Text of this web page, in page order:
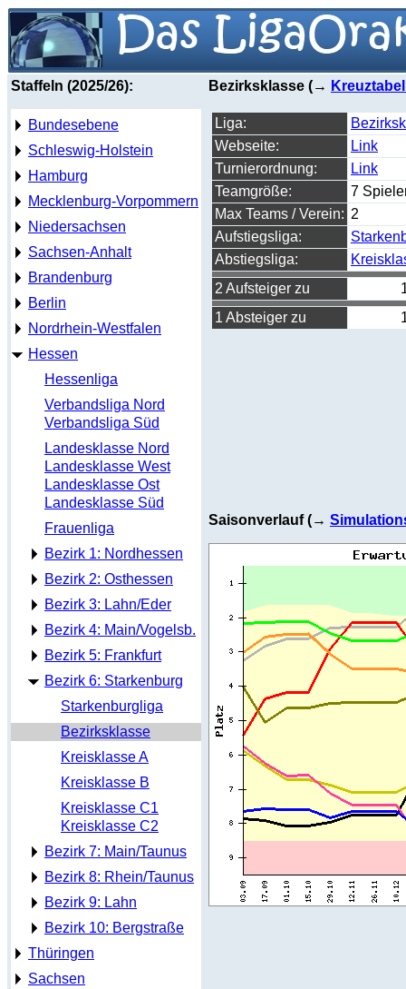
Staffeln (2025/26):
Bundesebene
Schleswig-Holstein
Hamburg
Mecklenburg-Vorpommern
Niedersachsen
Sachsen-Anhalt
Brandenburg
Berlin
Nordrhein-Westfalen
Hessen
Hessenliga
Verbandsliga Nord
Verbandsliga Süd
Landesklasse Nord
Landesklasse West
Landesklasse Ost
Landesklasse Süd
Frauenliga
Bezirk 1: Nordhessen
Bezirk 2: Osthessen
Bezirk 3: Lahn/Eder
Bezirk 4: Main/Vogelsb.
Bezirk 5: Frankfurt
Bezirk 6: Starkenburg
Starkenburgliga
Bezirksklasse
Kreisklasse A
Kreisklasse B
Kreisklasse C1
Kreisklasse C2
Bezirk 7: Main/Taunus
Bezirk 8: Rhein/Taunus
Bezirk 9: Lahn
Bezirk 10: Bergstraße
Thüringen
Sachsen
Bezirksklasse (→
Liga:
Webseite:
Link
Turnierordnung:
Link
Teamgröße:
7
Max Teams / Verein: 2
Aufstiegsliga:
Abstiegsliga:
2 Aufsteiger zu
1 Absteiger zu
Saisonverlauf (→